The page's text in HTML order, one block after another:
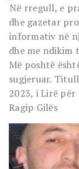
Në rregull, e
dhe gazetar
informativ në
dhe me ndikim
Më poshtë
sugjeruar.
2023, i Lirë për
Ragip Gilës